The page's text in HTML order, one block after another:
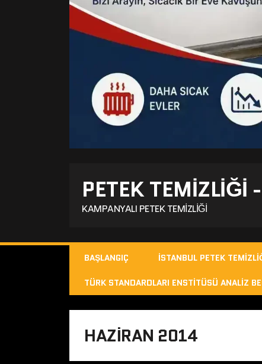
PETEK
KAMPANYALI PETEK TEMIZLIĞI
BAŞLANGIÇ İSTANBUL PETEK
TÜRK STANDARDLARI ENSTITÜSÜ ANALIZ
HAZIRAN 2014